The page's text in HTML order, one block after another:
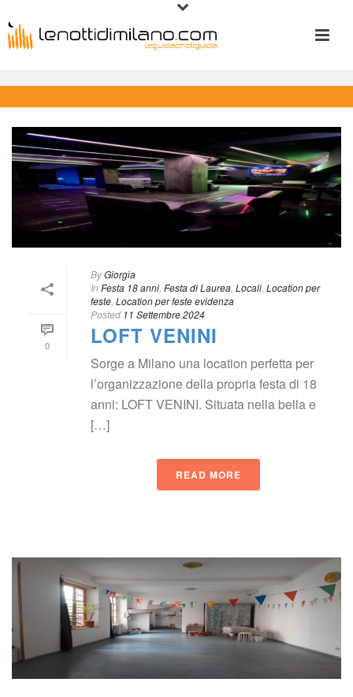
0
ByGiorgia
In Festa 18 anni Festa di Laurea Locali Location per
feste Location per feste evidenza
Posted 11 Settembre 2024
LOFT VENINI
Sorge a Milano una location perfetta per
l’organizzazione della propria festa di 18
anni: LOFT VENINI. Situata nella bella e
[…]
READ MORE